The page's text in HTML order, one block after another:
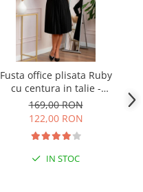
Fusta office plisata Ruby
cu centura in talie -
Negru
169,00 RON
122,00 RON
IN STOC